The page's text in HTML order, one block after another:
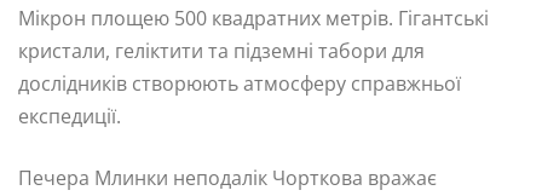
Мікрон площею 500 квадратних метрів. Гігантські
кристали, геліктити та підземні табори для
дослідників створюють атмосферу справжньої
експедиції.
Печера Млинки неподалік Чорткова вражає